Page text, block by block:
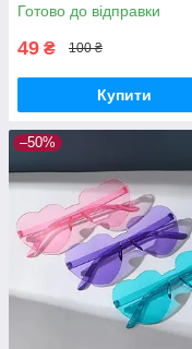
Готово до відправки
49 ₴ 100 ₴
Купити
–50%